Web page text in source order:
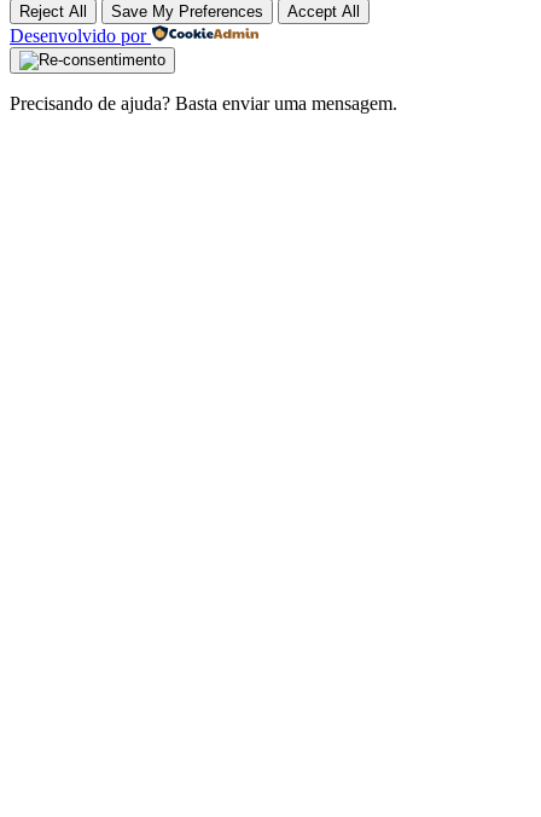
Reject All Save My Preferences Accept All
Desenvolvido por
Precisando de ajuda? Basta enviar uma mensagem.